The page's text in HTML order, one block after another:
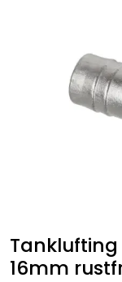
16mm
Fritid/
Nyheter